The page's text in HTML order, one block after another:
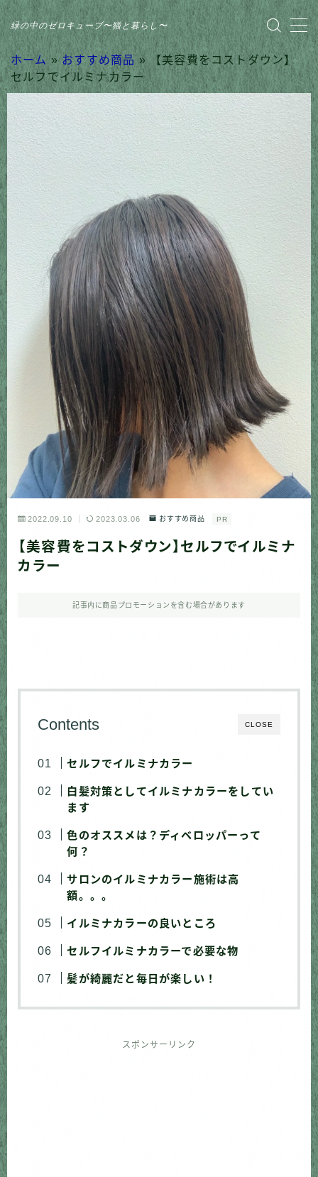
緑の中のゼロキューブ〜猫と暮らし〜
MENU
HOME
おすすめ商品
家のこと
日記
猫との暮らし
ホーム » おすすめ商品 » 【美容費をコストダウン】
セルフでイルミナカラー
2022.09.10 2023.03.06 おすすめ商品 PR
【美容費をコストダウン】セルフでイルミナ
カラー
記事内に商品プロモーションを含む場合があります
CLOSE
Contents
セルフでイルミナカラー
白髪対策としてイルミナカラーをしてい
ます
色のオススメは？ディベロッパーって
何？
サロンのイルミナカラー施術は高
額。。。
イルミナカラーの良いところ
セルフイルミナカラーで必要な物
髪が綺麗だと毎日が楽しい！
スポンサーリンク